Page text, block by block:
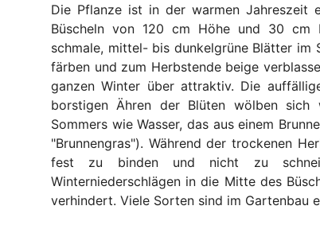
Die Pflanze ist in der warmen Jahreszeit
Büscheln von 120 cm Höhe und 30 cm
schmale, mittel- bis dunkelgrüne Blätter im
färben und zum Herbstende beige
ganzen Winter über attraktiv. Die
borstigen Ähren der Blüten wölben
Sommers wie Wasser, das aus einem
"Brunnengras"). Während der trockenen
fest zu binden und nicht zu
Winterniederschlägen in die Mitte des
verhindert. Viele Sorten sind im Gartenbau